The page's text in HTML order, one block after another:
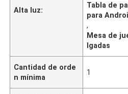
Alta luz:
Tabla de
para
,
Mesa de
lgadas
Cantidad de orde
n mínima
1